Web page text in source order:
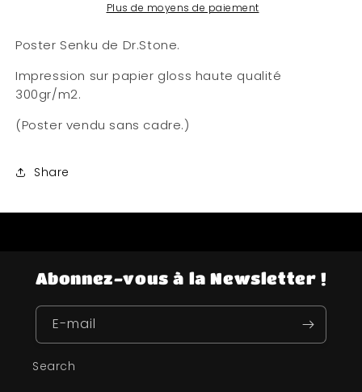
Plus de moyens de paiement
Poster Senku de Dr.Stone.
Impression sur papier gloss haute qualité
300gr/m2.
(Poster vendu sans cadre.)
Share
Abonnez-vous à la Newsletter !
E-mail
Search